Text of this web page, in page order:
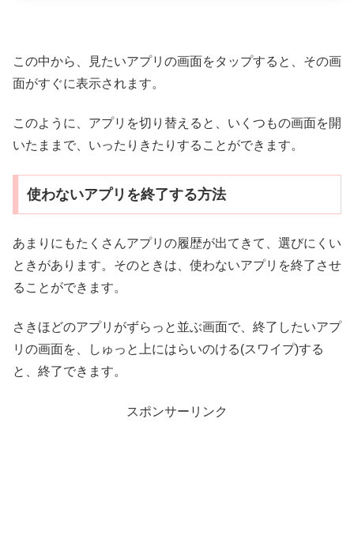
この中から、見たいアプリの画面をタップすると、その画
面がすぐに表示されます。
このように、アプリを切り替えると、いくつもの画面を開
いたままで、いったりきたりすることができます。
使わないアプリを終了する方法
あまりにもたくさんアプリの履歴が出てきて、選びにくい
ときがあります。そのときは、使わないアプリを終了させ
ることができます。
さきほどのアプリがずらっと並ぶ画面で、終了したいアプ
リの画面を、しゅっと上にはらいのける(スワイプ)する
と、終了できます。
スポンサーリンク